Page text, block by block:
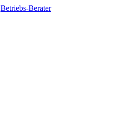
Betriebs-Berater